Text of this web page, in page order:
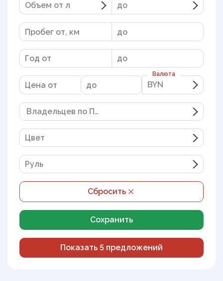
Объем от л до
BYN
BYN
Валюта
Владельцев по ПТС
Цвет
Руль
Сбросить
Сохранить
Показать 5 предложений